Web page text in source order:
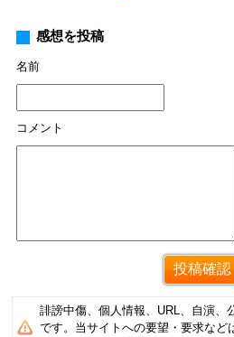
感想を投稿
名前
コメント
誹謗中傷、個人情報、URL、自演、
です。当サイトへの要望・要求など